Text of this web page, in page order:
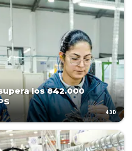
los 842.000
43D